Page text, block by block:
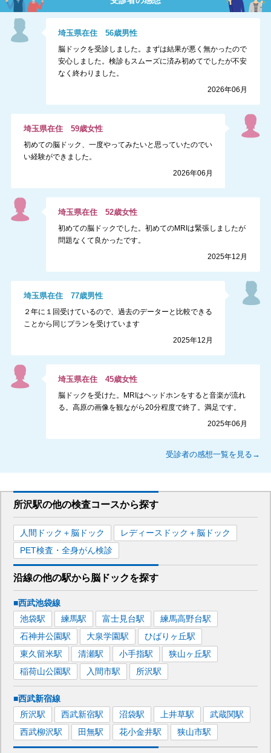
埼玉県在住56歳男性
脳ドックを受診しました。まずは結果が悪く無かったので
安心しました。検診もスムーズに済み初めてでしたが不安
なく終わりました。
2026年06月
埼玉県在住 59歳女性
初めての脳ドック、一度やってみたいと思っていたのでい
い経験ができました。
2026年06月
埼玉県在住52歳女性
初めての脳ドックでした。初めてのMRIは緊張しましたが
問題なくて良かったです。
2025年12月
埼玉県在住 77歳男性
２年に１回受けているので、過去のデーターと比較できる
ことから同じプランを受けています
2025年12月
埼玉県在住45歳女性
脳ドックを受けた。MRIはヘッドホンをすると音楽が流れ
る。高原の画像を観ながら20分程度で終了。満足です。
2025年06月
受診者の感想一覧を見る→
所沢駅の他の検査コースから探す
人間ドック＋脳ドック
レディースドック＋脳ドック
PET検査・全身がん検診
沿線の他の駅から脳ドックを探す
■西武池袋線
池袋駅 練馬駅 富士見台駅 練馬高野台駅
石神井公園駅 大泉学園駅 ひばりヶ丘駅
東久留米駅 清瀬駅 小手指駅 狭山ヶ丘駅
稲荷山公園駅 入間市駅 所沢駅
■西武新宿線
所沢駅 西武新宿駅 沼袋駅 上井草駅 武蔵関駅
西武柳沢駅 田無駅 花小金井駅 狭山市駅